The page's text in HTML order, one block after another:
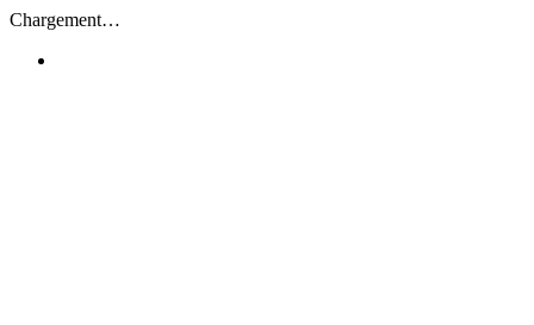
Passer
contenu
Chargement…